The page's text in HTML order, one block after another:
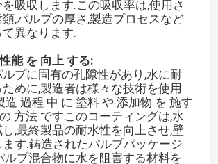
吸収します.この吸収率は,使用さ
,パルプの厚さ,製造プロセスなど
異なります.
能 を 向上 する:
プに固有の孔隙性があり,水に耐
めに,製造者は様々な技術を使用
造 過程 中 に 塗料 や 添加物 を 施す
方法 ですこのコーティングは,水
,最終製品の耐水性を向上させ,壁
ます.鋳造されたパルプパッケージ
ルプ混合物に水を阻害する材料を